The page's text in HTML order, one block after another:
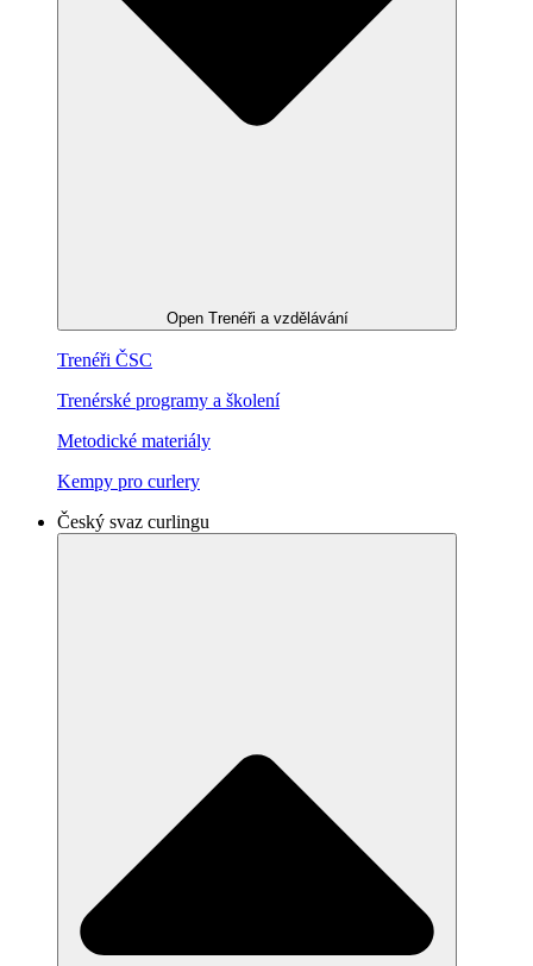
Open Trenéři a vzdělávání
Trenéři ČSC
Trenérské programy a školení
Metodické materiály
Kempy pro curlery
Český svaz curlingu